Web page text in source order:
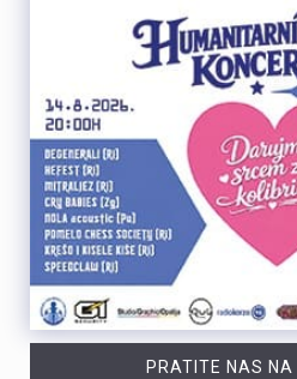
PRATITE NAS NA